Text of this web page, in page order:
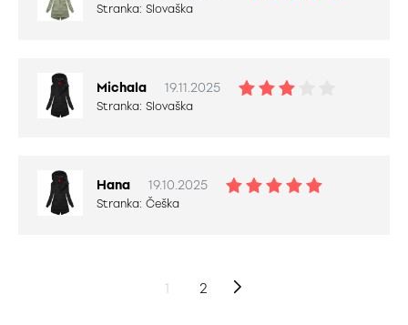
Stranka: Slovaška
Michala 19.11.2025
Stranka: Slovaška
Hana 19.10.2025
Stranka: Češka
1 2